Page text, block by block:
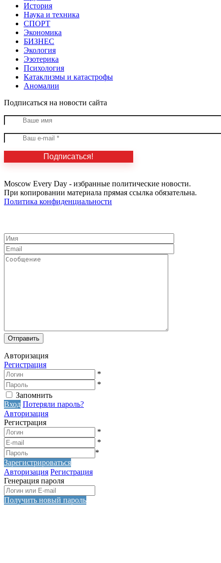
История
Наука и техника
СПОРТ
Экономика
БИЗНЕС
Экология
Эзотерика
Психология
Катаклизмы и катастрофы
Аномалии
Подписаться на новости сайта
Moscow Every Day - избранные политические новости.
При копировании материала прямая ссылка обязательна.
Политика конфиденциальности
Авторизация
Регистрация
*
*
Запомнить
Вход Потеряли пароль?
Авторизация
Регистрация
*
*
*
Зарегистрироваться
Авторизация Регистрация
Генерация пароля
Получить новый пароль